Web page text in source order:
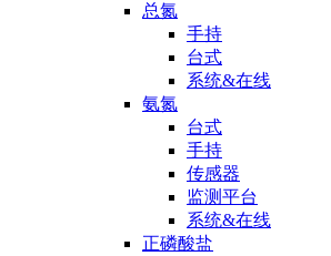
总氮
手持
台式
系统&在线
氨氮
台式
手持
传感器
监测平台
系统&在线
正磷酸盐